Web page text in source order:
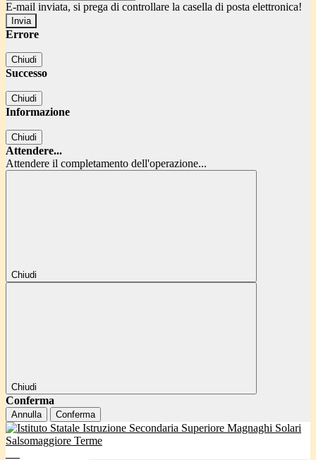
E-mail inviata, si prega di controllare la casella di posta elettronica!
Errore
Chiudi
Successo
Chiudi
Informazione
Chiudi
Attendere...
Attendere il completamento dell'operazione...
Chiudi
Chiudi
Conferma
Annulla Conferma